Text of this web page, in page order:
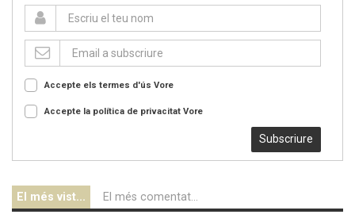
Accepte els termes d'ús Vore
Accepte la política de privacitat Vore
Subscriure
El més vist... El més comentat...